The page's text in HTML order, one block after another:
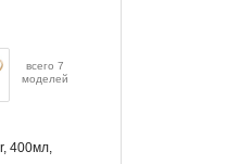
всего 7
моделей
400мл,